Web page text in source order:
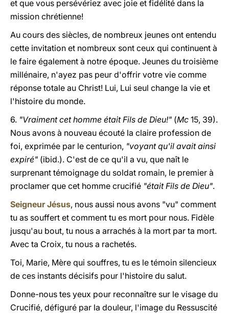
et que vous persévériez avec joie et fidélité dans la
mission chrétienne!
Au cours des siècles, de nombreux jeunes ont entendu
cette invitation et nombreux sont ceux qui continuent à
le faire également à notre époque. Jeunes du troisième
millénaire, n'ayez pas peur d'offrir votre vie comme
réponse totale au Christ! Lui, Lui seul change la vie et
l'histoire du monde.
6. "Vraiment cet homme était Fils de Dieu!" (Mc 15, 39).
Nous avons à nouveau écouté la claire profession de
foi, exprimée par le centurion, "voyant qu'il avait ainsi
expiré" (ibid.). C'est de ce qu'il a vu, que naît le
surprenant témoignage du soldat romain, le premier à
proclamer que cet homme crucifié "était Fils de Dieu".
Seigneur Jésus, nous aussi nous avons "vu" comment
tu as souffert et comment tu es mort pour nous. Fidèle
jusqu'au bout, tu nous a arrachés à la mort par ta mort.
Avec ta Croix, tu nous a rachetés.
Toi, Marie, Mère qui souffres, tu es le témoin silencieux
de ces instants décisifs pour l'histoire du salut.
Donne-nous tes yeux pour reconnaître sur le visage du
Crucifié, défiguré par la douleur, l'image du Ressuscité